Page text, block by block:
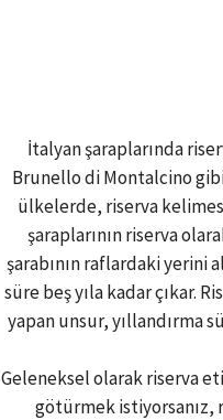
İtalyan şaraplarında
Brunello di Montalcino
ülkelerde, riserva
şaraplarının riserva
şarabının raflardaki yerini
süre beş yıla kadar çıkar.
yapan unsur, yıllandırma
Geleneksel olarak riserva
götürmek istiyorsanız,